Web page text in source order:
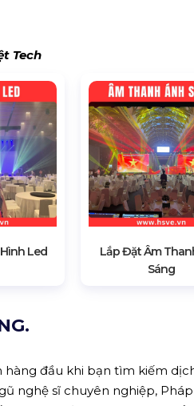
Tech
Led
Lắp Đặt Âm
Sáng
đầu khi bạn tìm kiếm
nghệ sĩ chuyên nghiệp,